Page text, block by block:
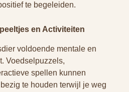
te begeleiden.
en Activiteiten
voldoende mentale en
Voedselpuzzels,
spellen kunnen
te houden terwijl je weg